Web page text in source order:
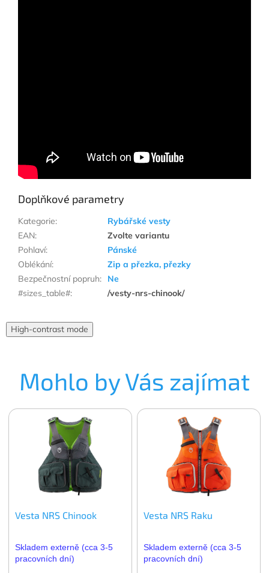
Doplňkové parametry
Kategorie:
Rybářské vesty
EAN:
Zvolte variantu
Pohlaví:
Pánské
Oblékání:
Zip a přezka, přezky
Bezpečnostní popruh:
Ne
#sizes_table#: /vesty-nrs-chinook/
High-contrast mode
Mohlo by Vás zajímat
Vesta NRS Chinook
Skladem externě (cca 3-5
pracovních dní)
Vesta NRS Raku
Skladem externě (cca 3-5
pracovních dní)